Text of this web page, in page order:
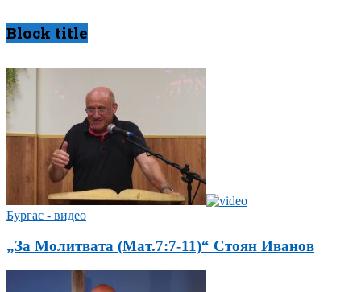
Block title
Бургас - видео
„За Молитвата (Мат.7:7-11)“ Стоян Иванов